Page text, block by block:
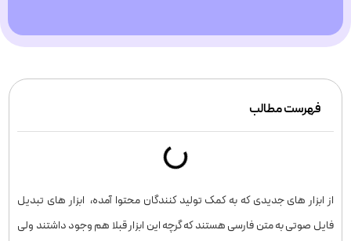
فهرست مطالب
از ابزار های جدیدی که به کمک تولید کنندگان محتوا آمده، ابزار های تبدیل
فایل صوتی به متن فارسی هستند که گرچه این ابزار قبلا هم وجود داشتند ولی